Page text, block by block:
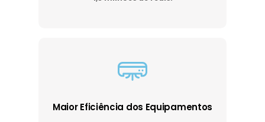
Maior Eficiência dos Equipamentos